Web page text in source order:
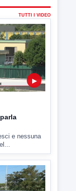
▶
indagato:
stradale